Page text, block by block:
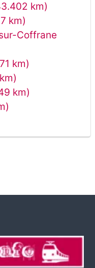
km)
km)
Coffrane
km)
km)